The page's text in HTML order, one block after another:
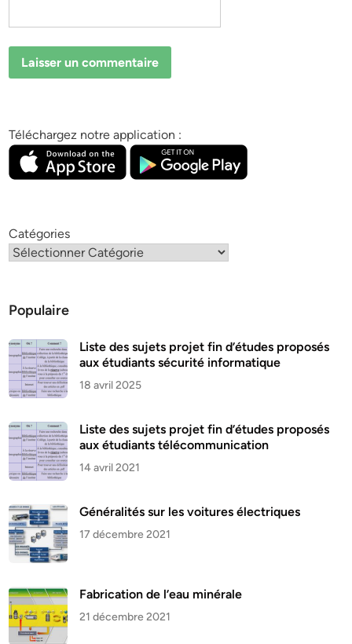
Téléchargez notre application :
Catégories
Populaire
Liste des sujets projet fin d’études proposés
aux étudiants sécurité informatique
18 avril 2025
Liste des sujets projet fin d’études proposés
aux étudiants télécommunication
14 avril 2021
Généralités sur les voitures électriques
17 décembre 2021
Fabrication de l’eau minérale
21 décembre 2021